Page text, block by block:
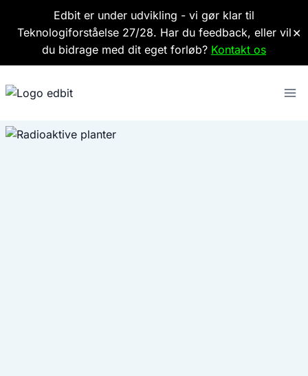
Edbit er under udvikling - vi gør klar til
Teknologiforståelse 27/28. Har du feedback, eller vil
du bidrage med dit eget forløb? Kontakt os
✕
til